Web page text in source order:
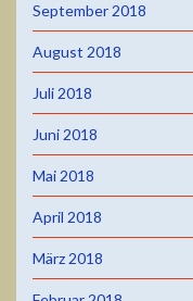
September 2018
August 2018
Juli 2018
Juni 2018
Mai 2018
April 2018
März 2018